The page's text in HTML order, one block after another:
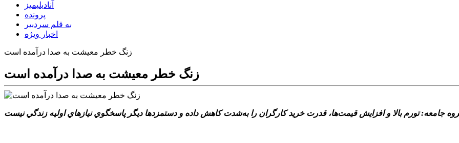
آنادیلیمیز
پرونده
به قلم سردبیر
اخبار ویژه
زنگ خطر معيشت به صدا درآمده است
زنگ خطر معيشت به صدا درآمده است